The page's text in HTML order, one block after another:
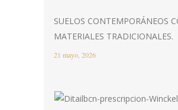
SUELOS CONTEMPORÁNEOS
MATERIALES TRADICIONALES.
21 mayo, 2026